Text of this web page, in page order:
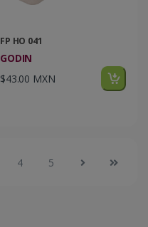
FP HO 041
GODIN
$43.00 MXN
4 5